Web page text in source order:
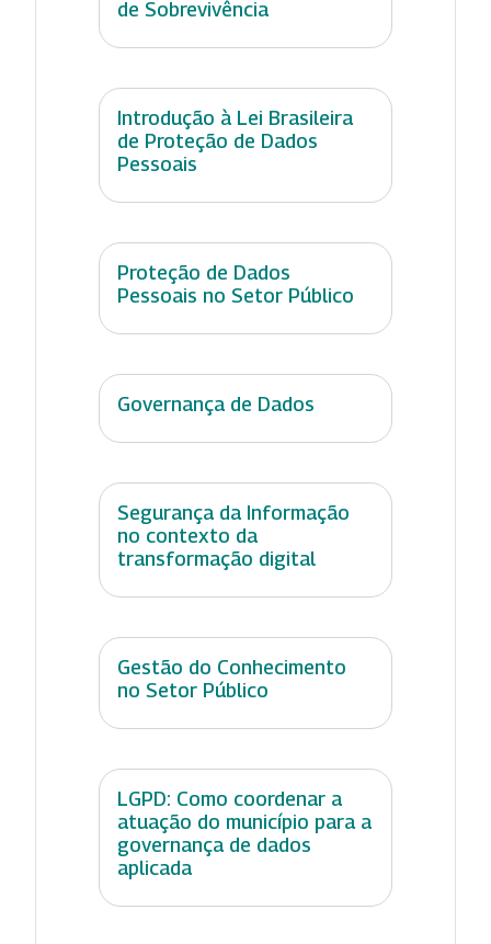
de Sobrevivência
Introdução à Lei Brasileira
de Proteção de Dados
Pessoais
Proteção de Dados
Pessoais no Setor Público
Governança de Dados
Segurança da Informação
no contexto da
transformação digital
Gestão do Conhecimento
no Setor Público
LGPD: Como coordenar a
atuação do município para a
governança de dados
aplicada